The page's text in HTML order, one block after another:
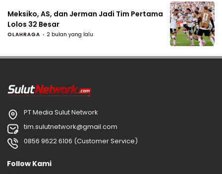
Meksiko, AS, dan Jerman Jadi Tim Pertama
Lolos 32 Besar
OLAHRAGA 2 bulan yang lalu
PT Media Sulut Network
tim.sulutnetwork@gmail.com
0856 9622 6106 (Customer Service)
Follow Kami